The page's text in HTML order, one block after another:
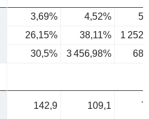
3,69% 4,52%
26,15% 38,11%
1
30,5% 3 456,98%
142,9 109,1